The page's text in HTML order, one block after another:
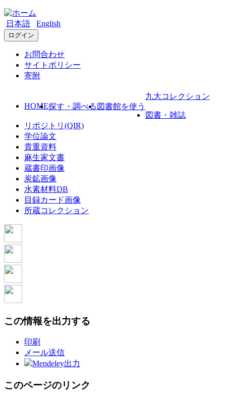
日本語 English
ログイン
お問合わせ
サイトポリシー
寄附
HOME探す・調べる 図書館を使う
九大コレクション
図書・雑誌
リポジトリ(QIR)
学位論文
貴重資料
麻生家文書
蔵書印画像
炭鉱画像
水素材料DB
目録カード画像
所蔵コレクション
この情報を出力する
印刷
メール送信
Mendeley出力
このページのリンク